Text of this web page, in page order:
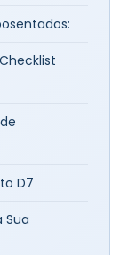
D7
Sua